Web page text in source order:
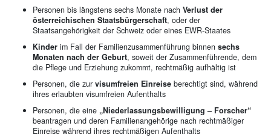
Personen bis längstens sechs Monate nach Verlust der
österreichischen Staatsbürgerschaft, oder der
Staatsangehörigkeit der Schweiz oder eines EWR-Staates
Kinderim Fall der Familienzusammenführung binnen sechs
Monaten nach der Geburt, soweit der Zusammenführende, dem
die Pflege und Erziehung zukommt, rechtmäßig aufhältig ist
Personen, die zur visumfreien Einreiseberechtigt sind, während
ihres erlaubten visumfreien Aufenthalts
Personen, die eine „Niederlassungsbewilligung – Forscher“
beantragen und deren Familienangehörige nach rechtmäßiger
Einreise während ihres rechtmäßigen Aufenthalts